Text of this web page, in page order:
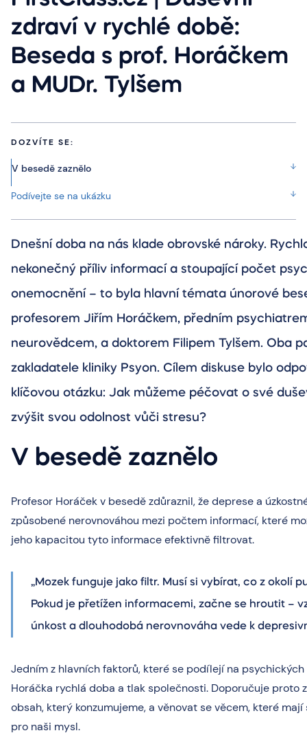
zdraví v rychlé době:
Beseda s prof. Horáčkem
a MUDr. Tylšem
DOZVÍTE SE:
V besedě zaznělo
Podívejte se na ukázku
Dnešní doba na nás klade obrovské nároky.
nekonečný příliv informací a stoupající počet
onemocnění – to byla hlavní témata únorové
profesorem Jiřím Horáčkem, předním
neurovědcem, a doktorem Filipem Tylšem. Oba
zakladatele kliniky Psyon. Cílem diskuse bylo
klíčovou otázku: Jak můžeme péčovat o své
zvýšit svou odolnost vůči stresu?
V besedě zaznělo
Profesor Horáček v besedě zdůraznil, že deprese a
způsobené nerovnováhou mezi počtem informací, které
jeho kapacitou tyto informace efektivně filtrovat.
„Mozek funguje jako filtr. Musí si vybírat, co z okolí
Pokud je přetížen informacemi, začne se hroutit –
únkost a dlouhodobá nerovnováha vede k
Jedním z hlavních faktorů, které se podílejí na
Horáčka rychlá doba a tlak společnosti. Doporučuje proto
obsah, který konzumujeme, a věnovat se věcem, které
pro naši mysl.